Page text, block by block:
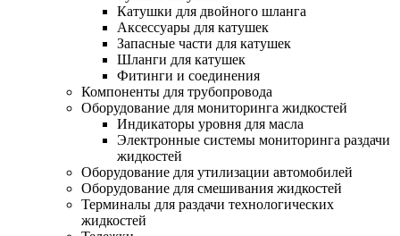
Катушки для двойного шланга
Аксессуары для катушек
Запасные части для катушек
Шланги для катушек
Фитинги и соединения
Компоненты для трубопровода
Оборудование для мониторинга жидкостей
Индикаторы уровня для масла
Электронные системы мониторинга раздачи
жидкостей
Оборудование для утилизации автомобилей
Оборудование для смешивания жидкостей
Терминалы для раздачи технологических
жидкостей